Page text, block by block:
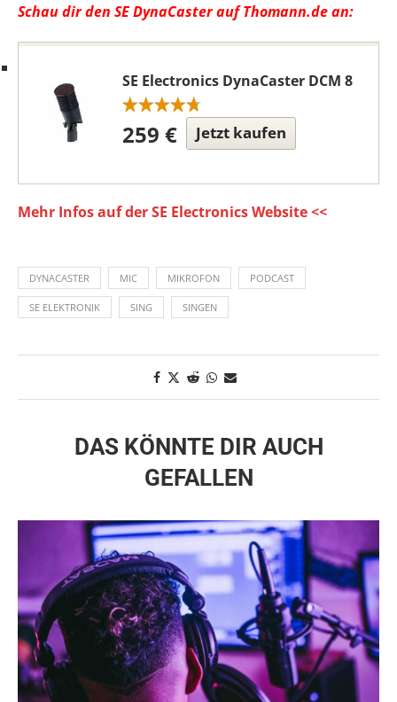
Schau dir den SE DynaCaster auf Thomann.de an:
SE Electronics DynaCaster DCM 8
259 € Jetzt kaufen
Mehr Infos auf der SE Electronics Website <<
DYNACASTER MIC MIKROFON PODCAST
SE ELEKTRONIK SING SINGEN
DAS KÖNNTE DIR AUCH
GEFALLEN